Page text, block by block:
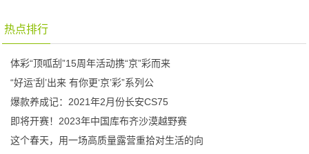
热点排行
体彩“顶呱刮”15周年活动携“京”彩而来
“好运‘刮’出来 有你更‘京’彩”系列公
爆款养成记：2021年2月份长安CS75
即将开赛！2023年中国库布齐沙漠越野赛
这个春天，用一场高质量露营重拾对生活的向